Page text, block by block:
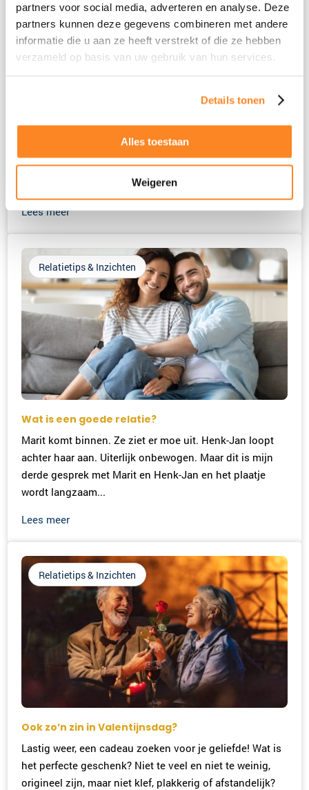
partners voor social media, adverteren en analyse. Deze
partners kunnen deze gegevens combineren met andere
informatie die u aan ze heeft verstrekt of die ze hebben
verzameld op basis van uw gebruik van hun services.
Details tonen
Alles toestaan
Weigeren
Jasper en Chantalle loopt niet goed. Graag willen zij
beiden samen gelukkiger zijn, ook omdat dit het beste
Lees meer
Relatietips & Inzichten
Wat is een goede relatie?
Marit komt binnen. Ze ziet er moe uit. Henk-Jan loopt
achter haar aan. Uiterlijk onbewogen. Maar dit is mijn
derde gesprek met Marit en Henk-Jan en het plaatje
wordt langzaam...
Lees meer
Relatietips & Inzichten
Ook zo’n zin in Valentijnsdag?
Lastig weer, een cadeau zoeken voor je geliefde! Wat is
het perfecte geschenk? Niet te veel en niet te weinig,
origineel zijn, maar niet klef, plakkerig of afstandelijk?